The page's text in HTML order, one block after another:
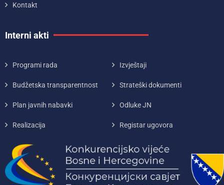
Kontakt
Interni akti
Programi rada Izvještaji
Budžetska transparentnost Strateški dokumenti
Plan javnih nabavki Odluke JN
Realizacija Registar ugovora